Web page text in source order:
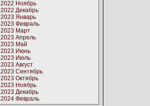
2022 Ноябрь
2022 Декабрь
2023 Январь
2023 Февраль
2023 Март
2023 Апрель
2023 Май
2023 Июнь
2023 Июль
2023 Август
2023 Сентябрь
2023 Октябрь
2023 Ноябрь
2023 Декабрь
2024 Февраль